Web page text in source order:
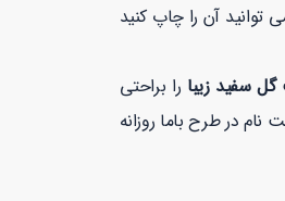
آن را چاپ کنید
سفید زیبا را براحتی
با ثبت نام در طرح باما روزانه